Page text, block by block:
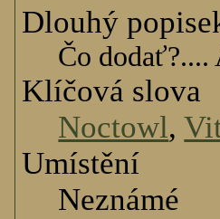
Dlouhý
Čo dodať?....
Klíčová slova
Noctowl,
Umístění
Neznámé